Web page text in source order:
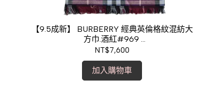
【9.5成新】 BURBERRY 經典英倫格紋混紡大
方巾.酒紅#969
現金價$6,800
NT$7,600
加入購物車